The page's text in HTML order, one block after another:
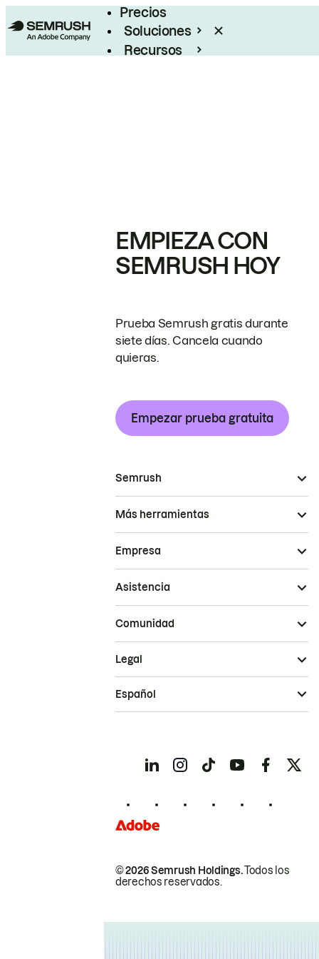
Precios
Soluciones
Recursos
EMPIEZA CON
SEMRUSH HOY
Prueba Semrush gratis durante
siete días. Cancela cuando
quieras.
Empezar prueba gratuita
Semrush
Más herramientas
Empresa
Asistencia
Comunidad
© 2026 Semrush Holdings.Todos los
derechos reservados.
Legal
Español